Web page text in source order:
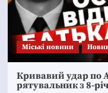
Mіські новини
Кривавий удар по
рятувальник з 8-